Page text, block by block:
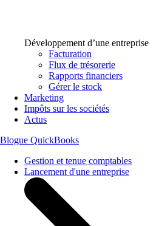
Développement d’une entreprise
Facturation
Flux de trésorerie
Rapports financiers
Gérer le stock
Marketing
Impôts sur les sociétés
Actus
Blogue QuickBooks
Gestion et tenue comptables
Lancement d'une entreprise